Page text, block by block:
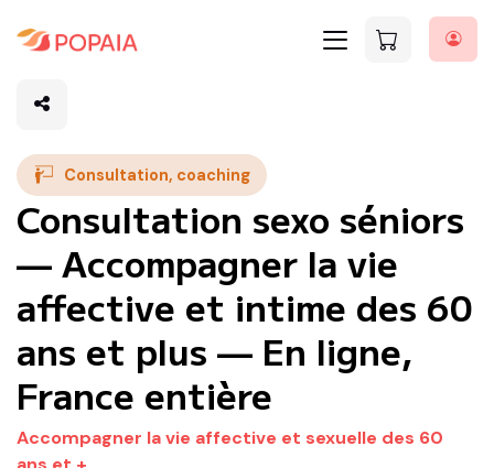
Consultation, coaching
Consultation sexo séniors
— Accompagner la vie
affective et intime des 60
ans et plus — En ligne,
France entière
Accompagner la vie affective et sexuelle des 60